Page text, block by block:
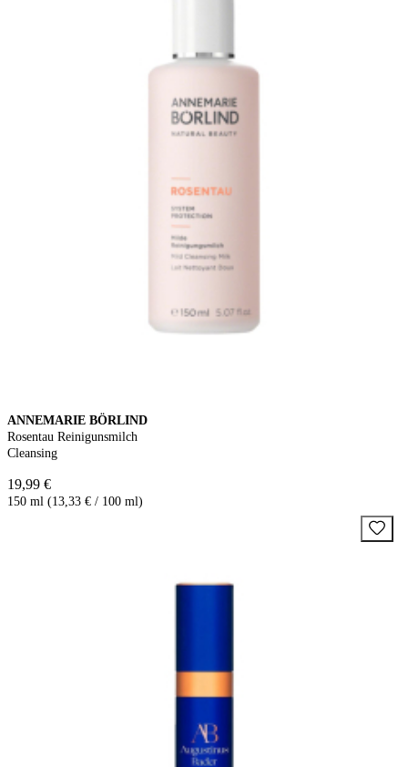
ANNEMARIE BÖRLIND
Rosentau Reinigunsmilch
Cleansing
19,99 €
150 ml (13,33 € / 100 ml)